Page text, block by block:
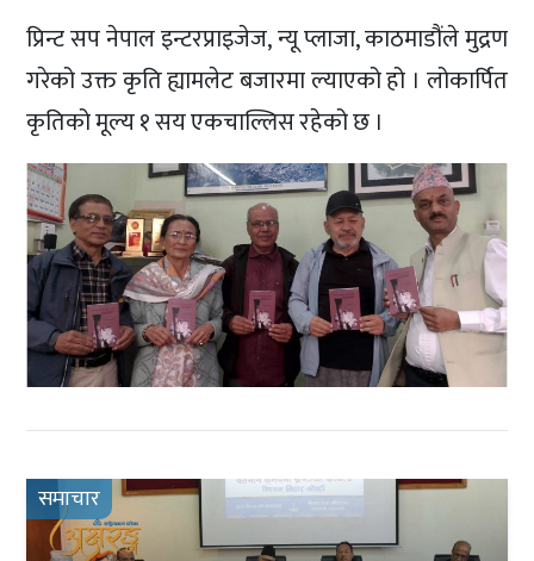
प्रिन्ट सप नेपाल इन्टरप्राइजेज, न्यू प्लाजा, काठमाडौंले मुद्रण
गरेको उक्त कृति ह्यामलेट बजारमा ल्याएको हो । लोकार्पित
कृतिको मूल्य १ सय एकचाल्लिस रहेको छ ।
समाचार